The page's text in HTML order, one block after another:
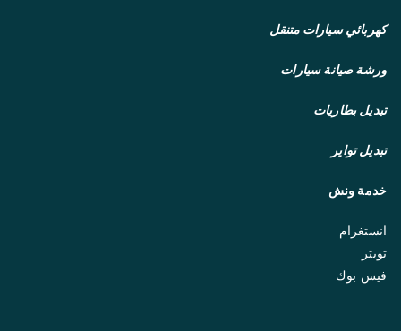
كهربائي سيارات متنقل
ورشة صيانة سيارات
تبديل بطاريات
تبديل تواير
خدمة ونش
انستغرام
تويتر
فيس بوك